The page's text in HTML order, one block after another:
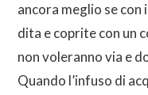
ancora meglio se
dita e coprite con un
non voleranno via e
Quando l’infuso di